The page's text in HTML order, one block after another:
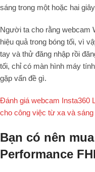
sáng trong một hoặc hai
Người ta cho rằng webcam
hiệu quả trong bóng tối, vì
tay và thử đăng nhập rồi
tối, chỉ có màn hình máy
gặp vấn đề gì.
Đánh giá webcam Insta360
cho công việc từ xa và sáng
Bạn có nên
Performance